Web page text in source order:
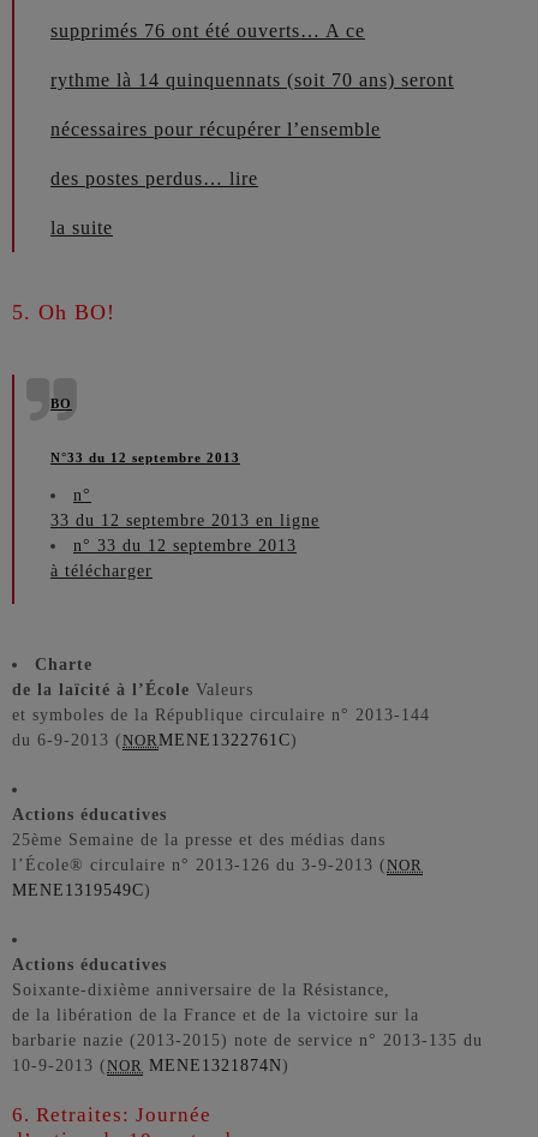
supprimés 76 ont été ouverts… A ce
rythme là 14 quinquennats (soit 70 ans) seront
nécessaires pour récupérer l’ensemble
des postes perdus… lire
la suite
5. Oh BO!
BO
N°33 du 12 septembre 2013
n°
33 du 12 septembre 2013 en ligne
n° 33 du 12 septembre 2013
à télécharger
Charte
de la laïcité à l’École Valeurs
et symboles de la République circulaire n° 2013-144
du 6-9-2013 (NORMENE1322761C)
Actions éducatives
25ème Semaine de la presse et des médias dans
l’École® circulaire n° 2013-126 du 3-9-2013 (NOR
MENE1319549C)
Actions éducatives
Soixante-dixième anniversaire de la Résistance,
de la libération de la France et de la victoire sur la
barbarie nazie (2013-2015) note de service n° 2013-135 du
10-9-2013 (NOR MENE1321874N)
6. Retraites: Journée